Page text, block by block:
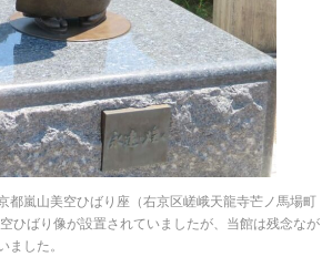
都嵐山美空ひばり座（右京区嵯峨天龍寺芒ノ馬場町
ひばり像が設置されていましたが、当館は残念なが
した。